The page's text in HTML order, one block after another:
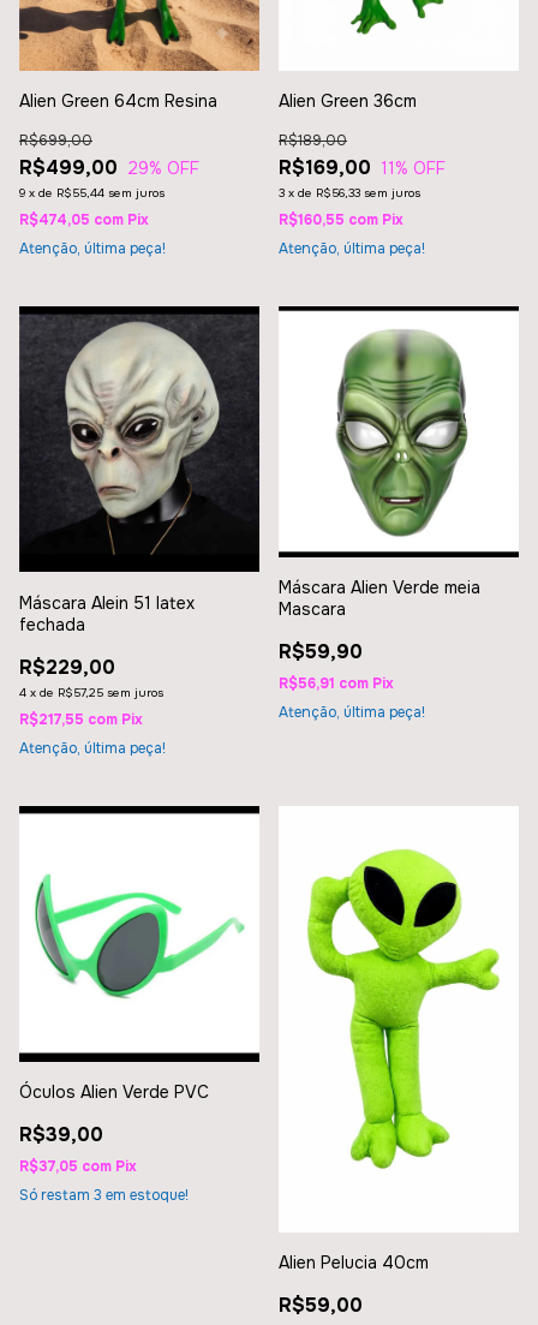
Alien Green 64cm Resina
R$499,00
R$699,00
29% OFF
9 x de R$55,44 sem juros
R$474,05 com Pix
Atenção, última peça!
Alien Green 36cm
R$169,00
R$189,00
11% OFF
3 x de R$56,33 sem juros
R$160,55 com Pix
Atenção, última peça!
Máscara Alein 51 latex
fechada
R$229,00
4 x de R$57,25 sem juros
R$217,55 com Pix
Atenção, última peça!
Máscara Alien Verde meia
Mascara
R$59,90
R$56,91 com Pix
Atenção, última peça!
Óculos Alien Verde PVC
R$39,00
R$37,05 com Pix
Só restam 3 em estoque!
Alien Pelucia 40cm
R$59,00